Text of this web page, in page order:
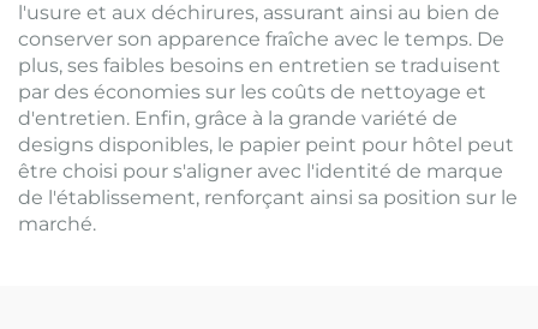
l'usure et aux déchirures, assurant ainsi au bien de
conserver son apparence fraîche avec le temps. De
plus, ses faibles besoins en entretien se traduisent
par des économies sur les coûts de nettoyage et
d'entretien. Enfin, grâce à la grande variété de
designs disponibles, le papier peint pour hôtel peut
être choisi pour s'aligner avec l'identité de marque
de l'établissement, renforçant ainsi sa position sur le
marché.